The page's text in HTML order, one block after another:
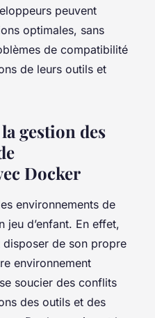
peuvent
optimales, sans
de compatibilité
de leurs outils et
gestion des
Docker
environnements de
jeu d’enfant. En effet,
de son propre
environnement
soucier des conflits
des outils et des